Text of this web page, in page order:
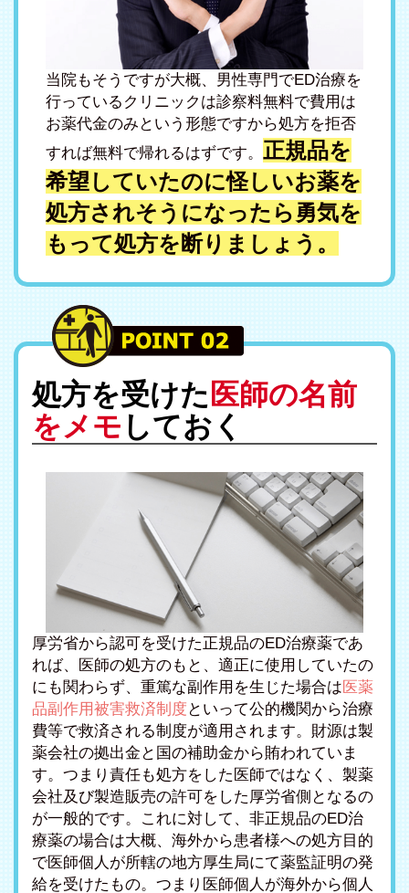
当院もそうですが大概、男性専門でED治療を
行っているクリニックは診察料無料で費用は
お薬代金のみという形態ですから処方を拒否
すれば無料で帰れるはずです。 正規品を
希望していたのに怪しいお薬を
処方されそうになったら勇気を
もって処方を断りましょう。
処方を受けた 医師の名前
をメモ しておく
厚労省から認可を受けた正規品のED治療薬であ
れば、医師の処方のもと、適正に使用していたの
にも関わらず、重篤な副作用を生じた場合は医薬
品副作用被害救済制度 といって公的機関から治療
費等で救済される制度が適用されます。財源は製
薬会社の拠出金と国の補助金から賄われていま
す。つまり責任も処方をした医師ではなく、製薬
会社及び製造販売の許可をした厚労省側となるの
が一般的です。これに対して、非正規品のED治
療薬の場合は大概、海外から患者様への処方目的
で医師個人が所轄の地方厚生局にて薬監証明の発
給を受けたもの。つまり医師個人が海外から個人